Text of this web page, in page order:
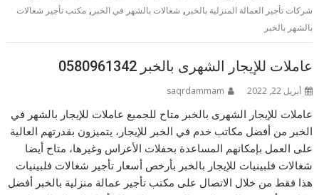
شركات تأجير العمالة المنزلية بالخبر , شغالات بالشهر في الخبر ,مكتب تأجير شغالات
بالشهر بالخبر
عاملات للإيجار الشهرى بالخبر 0580961342
أبريل 22, 2022 saqrdammam
عاملات للإيجار الشهرى بالخبر متاح للجميع عاملات للإيجار بالشهر في
الخبر من أفضل مكاتب خدم في الخبر للإيجار، يتميزون بقدرتهم العالية
على العمل بإمكانهم المساعدة بحفلات الأعراس وغيرها، متاح أيضا
شغالات فلبينيات للإيجار بالخبر بأرخص أسعار تأجير شغالات فلبينيات
هذا فقط من خلال الاتصال على مكتب تأجير عمالة منزلية بالخبر أفضل